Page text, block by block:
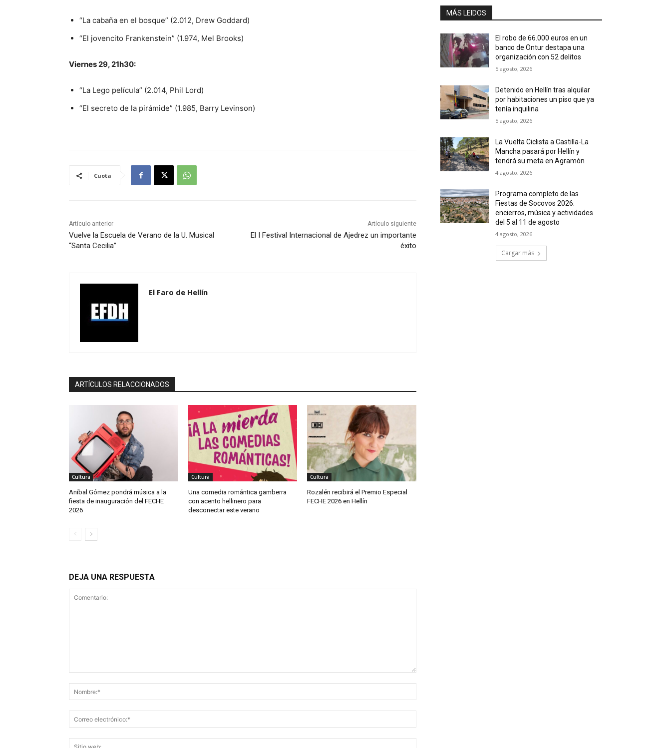
“La cabaña en el bosque” (2.012, Drew Goddard)
“El jovencito Frankenstein” (1.974, Mel Brooks)
Viernes 29, 21h30:
“La Lego película” (2.014, Phil Lord)
“El secreto de la pirámide” (1.985, Barry Levinson)
Cuota
Artículo anterior
Vuelve la Escuela de Verano de la U. Musical
“Santa Cecilia”
Artículo siguiente
El I Festival Internacional de Ajedrez un importante
éxito
El Faro de Hellín
ARTÍCULOS RELACCIONADOS
Cultura
Aníbal Gómez pondrá música a la
fiesta de inauguración del FECHE
2026
Cultura
Una comedia romántica gamberra
con acento hellinero para
desconectar este verano
Cultura
Rozalén recibirá el Premio Especial
FECHE 2026 en Hellín
DEJA UNA RESPUESTA
electrónico:*
MÁS LEIDOS
El robo de 66.000 euros en un
banco de Ontur destapa una
organización con 52 delitos
5 agosto, 2026
Detenido en Hellín tras alquilar
por habitaciones un piso que ya
tenía inquilina
5 agosto, 2026
La Vuelta Ciclista a Castilla-La
Mancha pasará por Hellín y
tendrá su meta en Agramón
4 agosto, 2026
Programa completo de las
Fiestas de Socovos 2026:
encierros, música y actividades
del 5 al 11 de agosto
4 agosto, 2026
Cargar más